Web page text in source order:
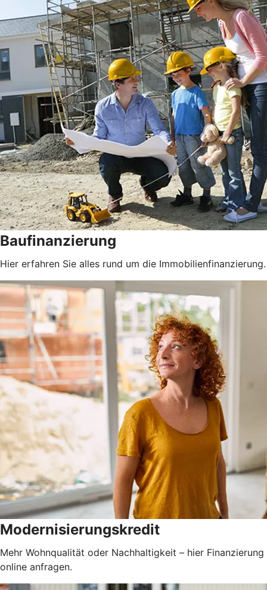
Baufinanzierung
Hier erfahren Sie alles rund um die Immobilienfinanzierung.
Modernisierungskredit
Mehr Wohnqualität oder Nachhaltigkeit – hier Finanzierung
online anfragen.